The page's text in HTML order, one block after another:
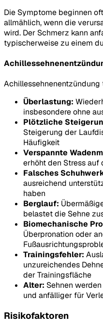
Die Symptome beginnen
allmählich, wenn die
wird. Der Schmerz kann
typischerweise zu einem
Überlastung:
insbesondere ohne
Plötzliche
Steigerung der
Häufigkeit
Verspannte
erhöht den Stress auf
Falsches
ausreichend
haben
Berglauf:
belastet die Sehne
Biomechanische
Überpronation oder
Trainingsfehler:
unzureichendes
der Trainingsfläche
Alter: Sehnen
und anfälliger für
Risikofaktoren